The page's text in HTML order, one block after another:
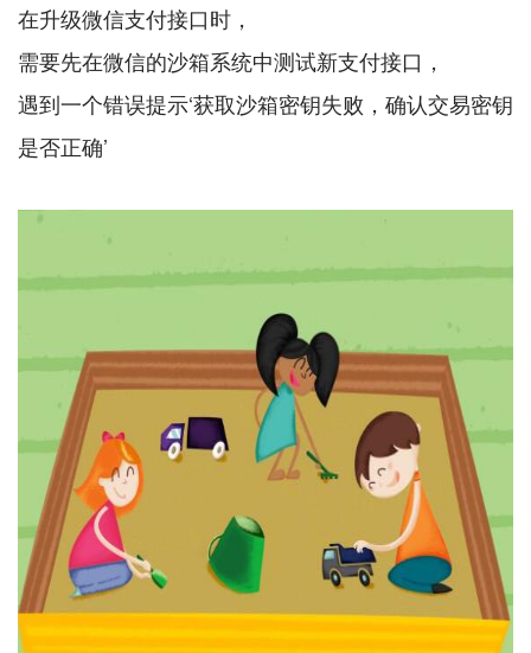
在升级微信支付接口时，
需要先在微信的沙箱系统中测试新支付接口，
遇到一个错误提示‘获取沙箱密钥失败，确认交易密钥
是否正确’